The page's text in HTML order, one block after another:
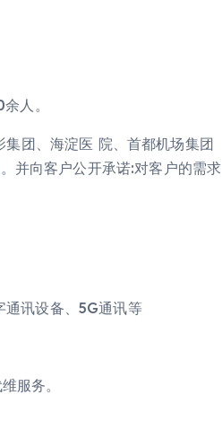
人。
团、海淀医 院、首都机场集团
并向客户公开承诺:对客户的需求
讯设备、5G通讯等
服务。